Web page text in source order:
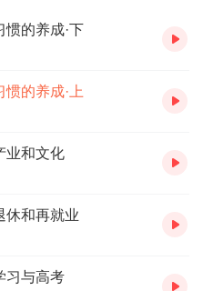
的养成·下
的养成·上
业和文化
休和再就业
习与高考